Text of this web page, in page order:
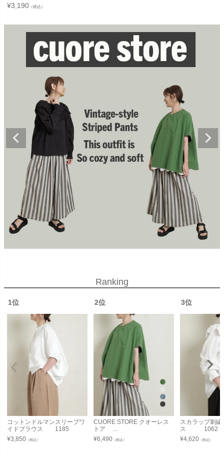
¥3,190 （税込）
Ranking
1位
コットンドルマンスリーブワ
イドブラウス 1185
¥3,850 （税込）
2位
CUORE STORE クオーレス
トア ...
¥6,490 （税込）
3位
スカラップ刺
ス 1062
¥4,620 （税込）